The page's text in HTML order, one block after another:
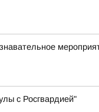
с Росгвардией"